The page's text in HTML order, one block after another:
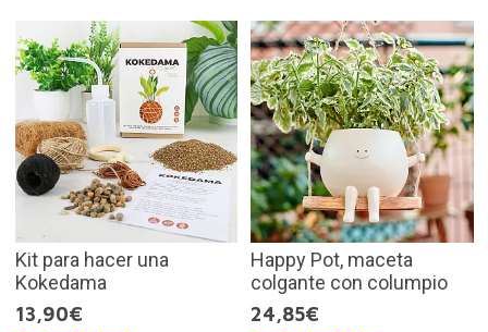
Kit para hacer una
Kokedama
13,90€
Happy Pot, maceta
colgante con columpio
24,85€